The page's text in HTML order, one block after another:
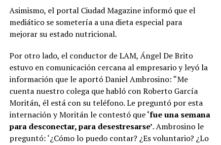
Asimismo, el portal Ciudad Magazine informó que el
mediático se sometería a una dieta especial para
mejorar su estado nutricional.
Por otro lado, el conductor de LAM, Ángel De Brito
estuvo en comunicación cercana al empresario y leyó la
información que le aportó Daniel Ambrosino: “Me
cuenta nuestro colega que habló con Roberto García
Moritán, él está con su teléfono. Le preguntó por esta
internación y Moritán le contestó que‘fue una semana
para desconectar, para desestresarse’. Ambrosino le
preguntó: ‘¿Cómo lo puedo contar? ¿Es voluntario? ¿Lo